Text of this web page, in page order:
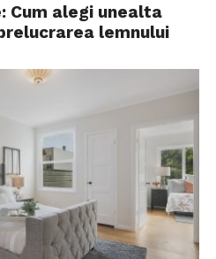
Cum alegi unealta
lemnului